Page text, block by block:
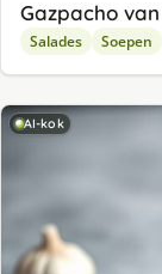
Gazpacho
Salades Soepen
AI-kok